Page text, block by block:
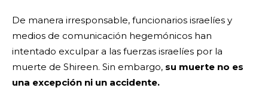
De manera irresponsable, funcionarios israelíes y
medios de comunicación hegemónicos han
intentado exculpar a las fuerzas israelíes por la
muerte de Shireen. Sin embargo, su muerte no es
una excepción ni un accidente.